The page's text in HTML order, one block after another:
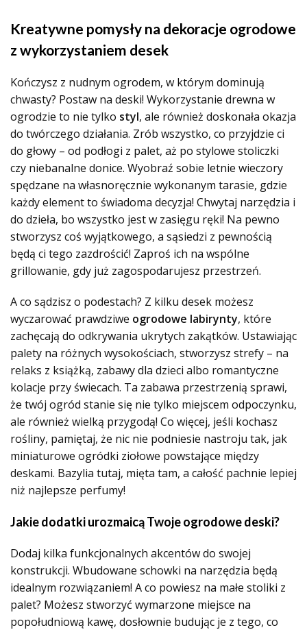
Kreatywne pomysły na dekoracje ogrodowe
z wykorzystaniem desek
Kończysz z nudnym ogrodem, w którym dominują
chwasty? Postaw na deski! Wykorzystanie drewna w
ogrodzie to nie tylko styl, ale również doskonała okazja
do twórczego działania. Zrób wszystko, co przyjdzie ci
do głowy – od podłogi z palet, aż po stylowe stoliczki
czy niebanalne donice. Wyobraź sobie letnie wieczory
spędzane na własnoręcznie wykonanym tarasie, gdzie
każdy element to świadoma decyzja! Chwytaj narzędzia i
do dzieła, bo wszystko jest w zasięgu ręki! Na pewno
stworzysz coś wyjątkowego, a sąsiedzi z pewnością
będą ci tego zazdrościć! Zaproś ich na wspólne
grillowanie, gdy już zagospodarujesz przestrzeń.
A co sądzisz o podestach? Z kilku desek możesz
wyczarować prawdziwe ogrodowe labirynty, które
zachęcają do odkrywania ukrytych zakątków. Ustawiając
palety na różnych wysokościach, stworzysz strefy – na
relaks z książką, zabawy dla dzieci albo romantyczne
kolacje przy świecach. Ta zabawa przestrzenią sprawi,
że twój ogród stanie się nie tylko miejscem odpoczynku,
ale również wielką przygodą! Co więcej, jeśli kochasz
rośliny, pamiętaj, że nic nie podniesie nastroju tak, jak
miniaturowe ogródki ziołowe powstające między
deskami. Bazylia tutaj, mięta tam, a całość pachnie lepiej
niż najlepsze perfumy!
Jakie dodatki urozmaicą Twoje ogrodowe deski?
Dodaj kilka funkcjonalnych akcentów do swojej
konstrukcji. Wbudowane schowki na narzędzia będą
idealnym rozwiązaniem! A co powiesz na małe stoliki z
palet? Możesz stworzyć wymarzone miejsce na
popołudniową kawę, dosłownie budując je z tego, co